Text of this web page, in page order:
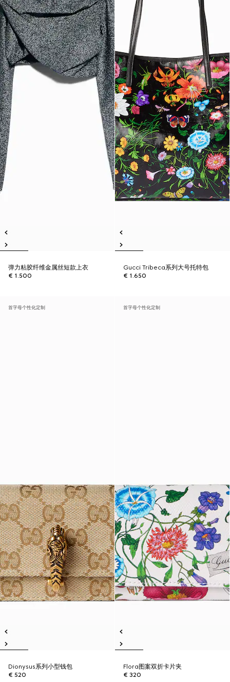
弹力粘胶纤维金属丝短款上衣
€ 1.500
Gucci Tribeca系列大号托特包
€ 1.650
首字母个性化定制
Dionysus系列小型钱包
€ 520
首字母个性化定制
Flora图案双折卡片夹
€ 320